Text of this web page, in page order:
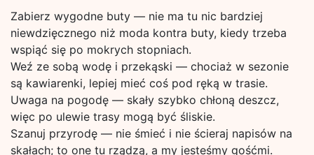
Zabierz wygodne buty — nie ma tu nic bardziej
niewdzięcznego niż moda kontra buty, kiedy trzeba
wspiąć się po mokrych stopniach.
Weź ze sobą wodę i przekąski — chociaż w sezonie
są kawiarenki, lepiej mieć coś pod ręką w trasie.
Uwaga na pogodę — skały szybko chłoną deszcz,
więc po ulewie trasy mogą być śliskie.
Szanuj przyrodę — nie śmieć i nie ścieraj napisów na
skałach; to one tu rządzą, a my jesteśmy gośćmi.